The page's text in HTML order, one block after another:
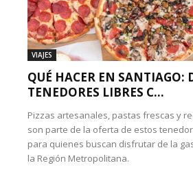
VIAJES
QUÉ HACER EN SANTIAGO:
TENEDORES LIBRES C...
Pizzas artesanales, pastas frescas y
son parte de la oferta de estos
para quienes buscan disfrutar de la
la Región Metropolitana.